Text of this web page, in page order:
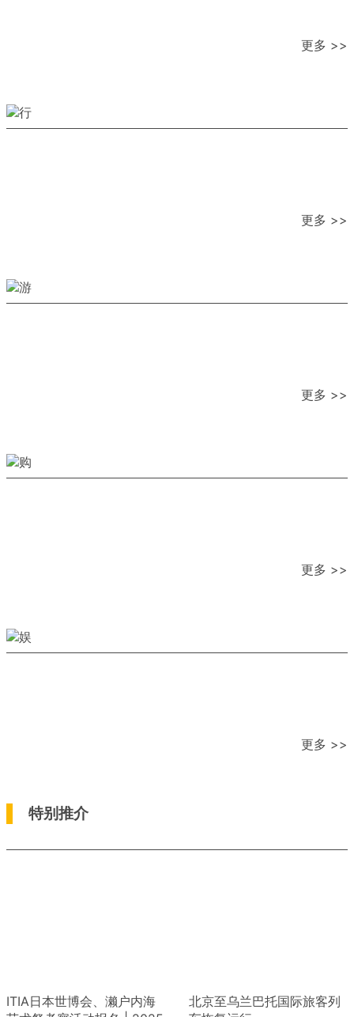
更多 >>
更多 >>
更多 >>
更多 >>
更多 >>
特别推介
ITIA日本世博会、濑户内海
北京至乌兰巴托国际旅客列